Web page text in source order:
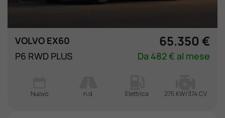
VOLVO EX60 65.350 €
P6 RWD PLUS Da 482 € al mese
Nuovo n.d. Elettrica 275 KW/374 CV